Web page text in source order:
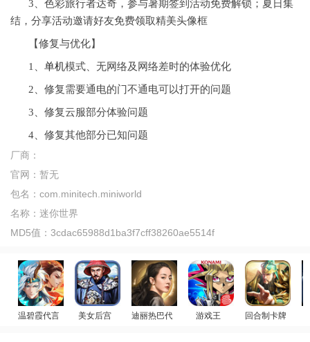
3、色彩旅行者达奇，参与暑期签到活动免费解锁；夏日集
结，分享活动邀请好友免费领取精美头像框
【修复与优化】
1、 单机模式、无网络及网络差时的体验优化
2、修复需要通电的门不通电可以打开的问题
3、修复云服部分体验问题
4、修复其他部分已知问题
厂商：
官网： 暂无
包名： com.minitech.miniworld
名称： 迷你世界
MD5值： 3cdac65988d1ba3f7cff38260ae5514f
温碧霞代言
美女后宫
迪丽热巴代言
游戏王
回合制卡牌